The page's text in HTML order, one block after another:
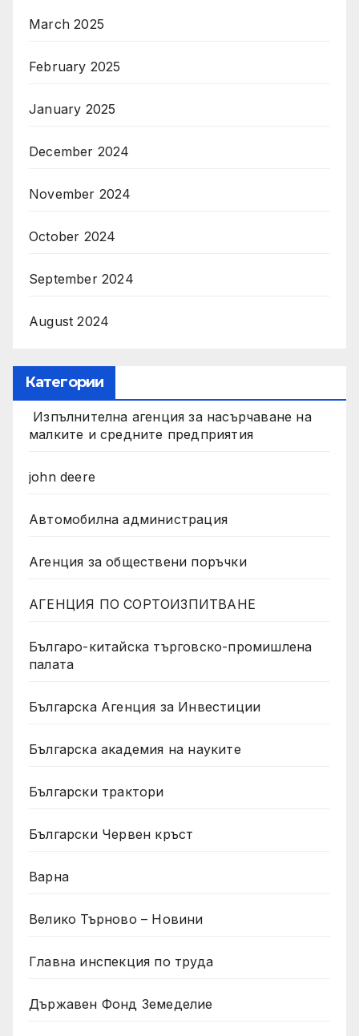
March 2025
February 2025
January 2025
December 2024
November 2024
October 2024
September 2024
August 2024
Категории
Изпълнителна агенция за насърчаване на
малките и средните предприятия
john deere
Автомобилна администрация
Агенция за обществени поръчки
АГЕНЦИЯ ПО СОРТОИЗПИТВАНЕ
Българо-китайска търговско-промишлена
палата
Българска Агенция за Инвестиции
Българска академия на науките
Български трактори
Български Червен кръст
Варна
Велико Търново – Новини
Главна инспекция по труда
Държавен Фонд Земеделие